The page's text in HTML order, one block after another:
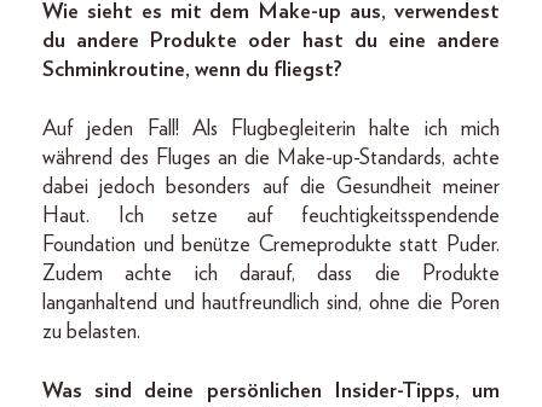
Wie sieht es mit dem Make-up aus, verwendest
du andere Produkte oder hast du eine andere
Schminkroutine, wenn du fliegst?
Auf jeden Fall! Als Flugbegleiterin halte ich mich
während des Fluges an die Make-up-Standards, achte
dabei jedoch besonders auf die Gesundheit meiner
Haut. Ich setze auf feuchtigkeitsspendende
Foundation und benütze Cremeprodukte statt Puder.
Zudem achte ich darauf, dass die Produkte
langanhaltend und hautfreundlich sind, ohne die Poren
zu belasten.
Was sind deine persönlichen Insider-Tipps, um